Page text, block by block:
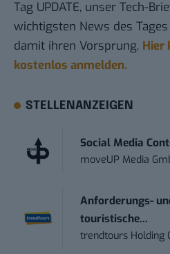
Tag UPDATE, unser Tech-
wichtigsten News des
damit ihren Vorsprung. Hier
kostenlos anmelden.
STELLENANZEIGEN
Social Media
moveUP Media
Anforderungs-
touristische...
trendtours Holding